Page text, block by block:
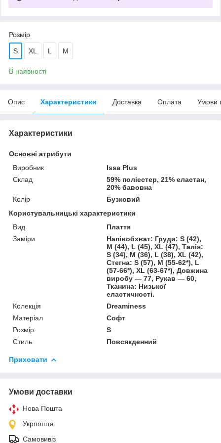
Розмір
S XL L M
В наявності
Опис Характеристики Доставка Оплата Умови
Характеристики
Основні атрибути
Виробник
Issa Plus
Склад
59% поліестер, 21% еластан,
20% бавовна
Колір
Бузковий
Користувальницькі характеристики
Вид
Плаття
Заміри
Напівобхват: Груди: S (42),
M (44), L (45), XL (47), Талія:
S (34), M (36), L (38), XL (42),
Стегна: S (57), M (55-62*), L
(57-66*), XL (63-67*), Довжина
виробу — 77, Рукав — 60,
Тканина: Низької
еластичності.
Колекція
Dreaminess
Матеріал
Софт
Розмір
S
Стиль
Повсякденний
Приховати
Умови доставки
Нова Пошта
Укрпошта
Самовивіз